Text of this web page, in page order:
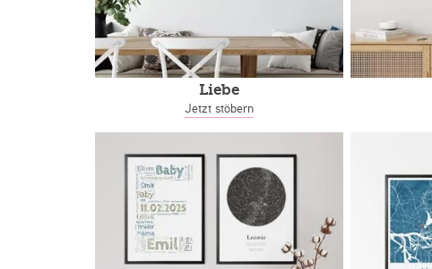
Liebe
Jetzt stöbern